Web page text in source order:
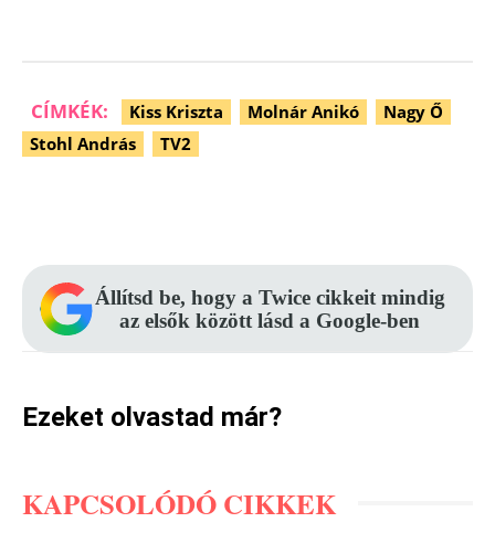
CÍMKÉK: Kiss Kriszta Molnár Anikó
Nagy Ő
Stohl András
TV2
Állítsd be, hogy a Twice cikkeit mindig
az elsők között lásd a Google-ben
Ezeket olvastad már?
KAPCSOLÓDÓ CIKKEK